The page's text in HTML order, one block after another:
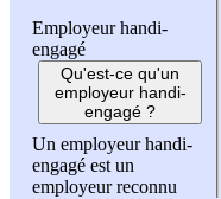
Employeur handi-
engagé
Qu'est-ce qu'un
employeur handi-
engagé ?
Un employeur handi-
engagé est un
employeur reconnu